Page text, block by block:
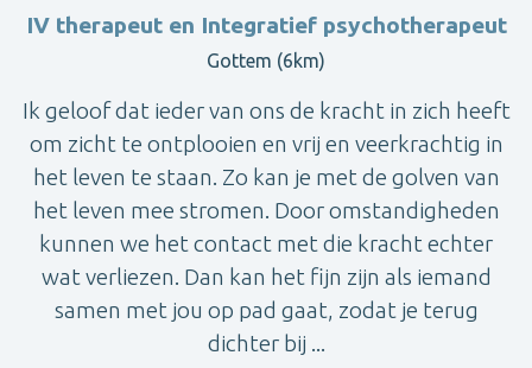
IV therapeut en Integratief psychotherapeut
Gottem (6km)
Ik geloof dat ieder van ons de kracht in zich heeft
om zicht te ontplooien en vrij en veerkrachtig in
het leven te staan. Zo kan je met de golven van
het leven mee stromen. Door omstandigheden
kunnen we het contact met die kracht echter
wat verliezen. Dan kan het fijn zijn als iemand
samen met jou op pad gaat, zodat je terug
dichter bij ...